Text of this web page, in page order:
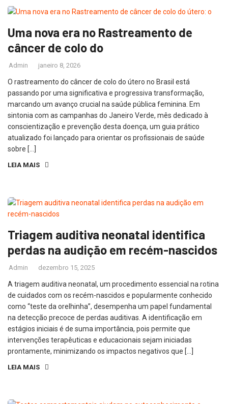
Uma nova era no Rastreamento de
câncer de colo do
Admin janeiro 8, 2026
O rastreamento do câncer de colo do útero no Brasil está
passando por uma significativa e progressiva transformação,
marcando um avanço crucial na saúde pública feminina. Em
sintonia com as campanhas do Janeiro Verde, mês dedicado à
conscientização e prevenção desta doença, um guia prático
atualizado foi lançado para orientar os profissionais de saúde
sobre […]
LEIA MAIS
Triagem auditiva neonatal identifica
perdas na audição em recém-nascidos
Admin dezembro 15, 2025
A triagem auditiva neonatal, um procedimento essencial na rotina
de cuidados com os recém-nascidos e popularmente conhecido
como “teste da orelhinha”, desempenha um papel fundamental
na detecção precoce de perdas auditivas. A identificação em
estágios iniciais é de suma importância, pois permite que
intervenções terapêuticas e educacionais sejam iniciadas
prontamente, minimizando os impactos negativos que […]
LEIA MAIS